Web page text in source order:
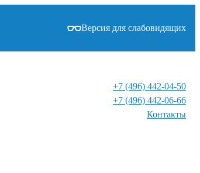
Версия для слабовидящих
+7 (496) 442-04-50
+7 (496) 442-06-66
Контакты⁠